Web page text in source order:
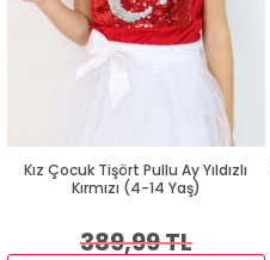
Kız Çocuk Tişört Pullu Ay Yıldızlı
Kırmızı (4-14 Yaş)
389,99 TL